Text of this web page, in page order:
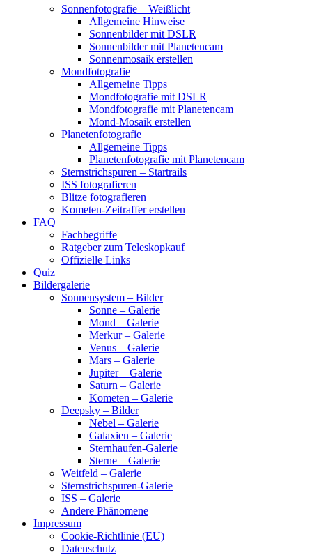
Sonnenfotografie – Weißlicht
Allgemeine Hinweise
Sonnenbilder mit DSLR
Sonnenbilder mit Planetencam
Sonnenmosaik erstellen
Mondfotografie
Allgemeine Tipps
Mondfotografie mit DSLR
Mondfotografie mit Planetencam
Mond-Mosaik erstellen
Planetenfotografie
Allgemeine Tipps
Planetenfotografie mit Planetencam
Sternstrichspuren – Startrails
ISS fotografieren
Blitze fotografieren
Kometen-Zeitraffer erstellen
FAQ
Fachbegriffe
Ratgeber zum Teleskopkauf
Offizielle Links
Quiz
Bildergalerie
Sonnensystem – Bilder
Sonne – Galerie
Mond – Galerie
Merkur – Galerie
Venus – Galerie
Mars – Galerie
Jupiter – Galerie
Saturn – Galerie
Kometen – Galerie
Deepsky – Bilder
Nebel – Galerie
Galaxien – Galerie
Sternhaufen-Galerie
Sterne – Galerie
Weitfeld – Galerie
Sternstrichspuren-Galerie
ISS – Galerie
Andere Phänomene
Impressum
Cookie-Richtlinie (EU)
Datenschutz